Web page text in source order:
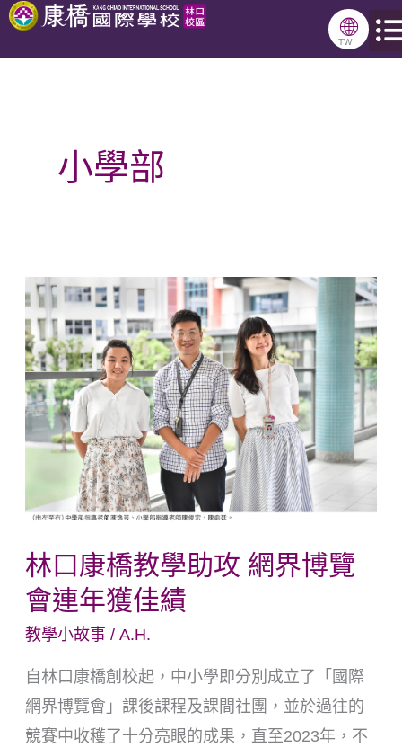
跳
🌐
TW
小學部
林口康橋教學助攻 網界博覽
會連年獲佳績
教學小故事/ A.H.
自林口康橋創校起，中小學即分別成立了「國際
網界博覽會」課後課程及課間社團，並於過往的
競賽中收穫了十分亮眼的成果，直至2023年，不
林
口
康
橋
教
學
界
博
覽
會
連
年
獲